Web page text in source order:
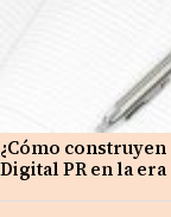
¿Cómo
Digital PR en la